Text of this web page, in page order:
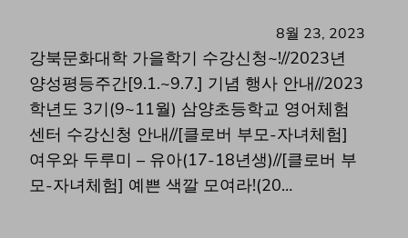
8월 23, 2023
강북문화대학 가을학기 수강신청~!//2023년
양성평등주간[9.1.~9.7.] 기념 행사 안내//2023
학년도 3기(9~11월) 삼양초등학교 영어체험
센터 수강신청 안내//[클로버 부모-자녀체험]
여우와 두루미 – 유아(17-18년생)//[클로버 부
모-자녀체험] 예쁜 색깔 모여라!(20…